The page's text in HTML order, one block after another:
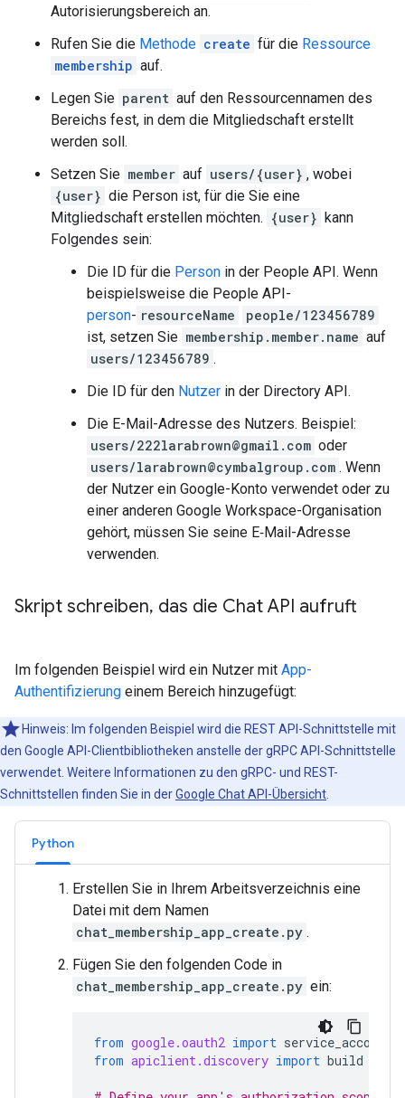
Autorisierungsbereich an.
Rufen Sie die Methode create für die Ressource
membership auf.
Legen Sie parent auf den Ressourcennamen des
Bereichs fest, in dem die Mitgliedschaft erstellt
werden soll.
Setzen Sie member auf users/{user} , wobei
{user} die Person ist, für die Sie eine
Mitgliedschaft erstellen möchten. {user} kann
Folgendes sein:
Die ID für die Person in der People API. Wenn
beispielsweise die People API-
person- resourceName
people/123456789
ist, setzen Sie membership.member.name auf
users/123456789 .
Die ID für den Nutzer in der Directory API.
Die E-Mail-Adresse des Nutzers. Beispiel:
users/222larabrown@gmail.com oder
users/larabrown@cymbalgroup.com . Wenn
der Nutzer ein Google-Konto verwendet oder zu
einer anderen Google Workspace-Organisation
gehört, müssen Sie seine E‑Mail-Adresse
verwenden.
Skript schreiben, das die Chat API aufruft
Im folgenden Beispiel wird ein Nutzer mit App-
Authentifizierung einem Bereich hinzugefügt:
Hinweis: Im folgenden Beispiel wird die REST API-Schnittstelle mit
den Google API-Clientbibliotheken anstelle der gRPC API-Schnittstelle
verwendet. Weitere Informationen zu den gRPC- und REST-
Schnittstellen finden Sie in derGoogle Chat API-Übersicht
Python
Erstellen Sie in Ihrem Arbeitsverzeichnis eine
Datei mit dem Namen
chat_membership_app_create.py .
Fügen Sie den folgenden Code in
chat_membership_app_create.py ein:
from google.oauth2 import service_account
from apiclient.discovery import build